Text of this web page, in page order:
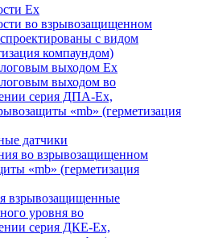
Ех
во взрывозащищенном
с видом
компаундом)
выходом Ех
выходом во
серия ДПА-Ех,
«mb» (герметизация
датчики
во взрывозащищенном
«mb» (герметизация
взрывозащищенные
уровня во
серия ДКЕ-Ех,